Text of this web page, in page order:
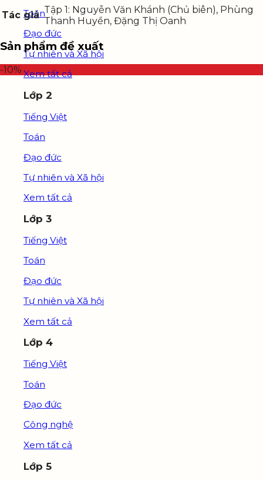
Toán
Đạo đức
Tự nhiên và Xã hội
Xem tất cả
Lớp 2
Tiếng Việt
Toán
Đạo đức
Tự nhiên và Xã hội
Xem tất cả
Lớp 3
Tiếng Việt
Toán
Đạo đức
Tự nhiên và Xã hội
Xem tất cả
Lớp 4
Tiếng Việt
Toán
Đạo đức
Công nghệ
Xem tất cả
Lớp 5
Tác giả Tập 1: Nguyễn Văn Khánh (Chủ biên), Phùng
Thanh Huyền, Đặng Thị Oanh
Sản phẩm đề xuất
-10%